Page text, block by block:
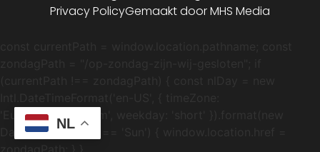
Privacy PolicyGemaakt door MHS Media
'Europe/Amsterdam', weekday: 'short' }).format(new
Date()); if (nlDay === 'Sun') { window.location.href =
NL